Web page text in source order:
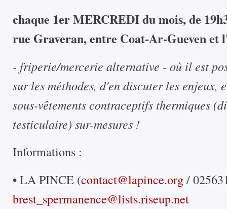
chaque 1er MERCREDI du mois, de
rue Graveran, entre Coat-Ar-Gueven
- friperie/mercerie alternative - où il est
sur les méthodes, d'en discuter les enjeux,
sous-vêtements contraceptifs thermiques
testiculaire) sur-mesures !
Informations :
• LA PINCE (contact@lapince.org/
brest_spermanence@lists.riseup.net